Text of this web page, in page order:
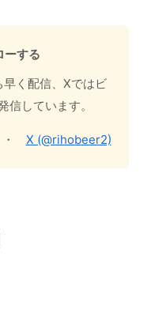
する
く配信、Xではビ
信しています。
X (@rihobeer2)